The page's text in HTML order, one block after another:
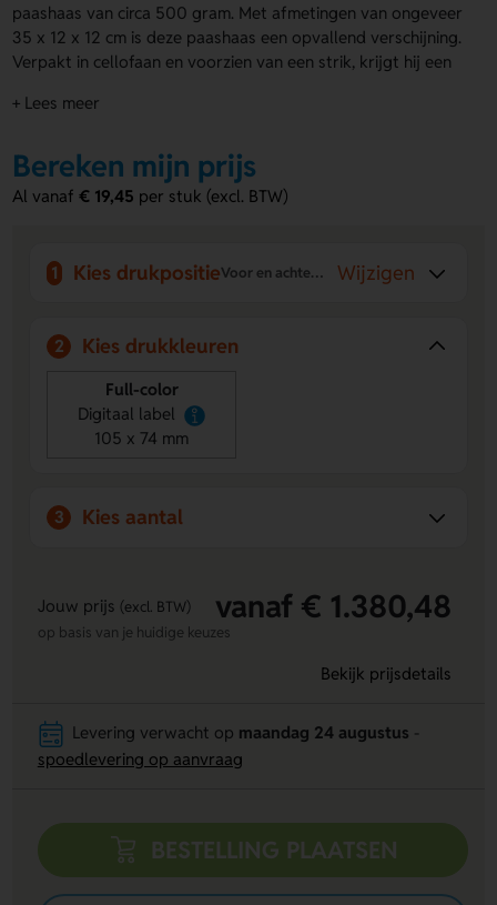
paashaas van circa 500 gram. Met afmetingen van ongeveer
35 x 12 x 12 cm is deze paashaas een opvallend verschijning.
Verpakt in cellofaan en voorzien van een strik, krijgt hij een
kaartje maakt het geschenk helemaal af. Bestel snel of vraag
deze smakelijke traktatie met Pasen!
Voordelen van de Holle paashaas
Full colour kaartje:Dubbelzijdig bedrukt met jouw logo
of ontwerp voor maximale zichtbaarheid.
melkchocolade maakt het een indrukwekkend geschenk.
Feestelijke verpakking:
een aantrekkelijke presentatie.
+ Lees meer
Bereken mijn prijs
Al vanaf€ 19,45 per stuk (excl. BTW)
1 Kies drukpositie Voor en achterzijde kaartje Wijzigen
2 Kies drukkleuren
Full-color
Digitaal label
105 x 74 mm
3 Kies aantal
Jouw prijs (excl. BTW) vanaf € 1.380,48
op basis van je huidige keuzes
Bekijk prijsdetails
Levering verwacht op maandag 24 augustus
spoedlevering op aanvraag
BESTELLING PLAATSEN